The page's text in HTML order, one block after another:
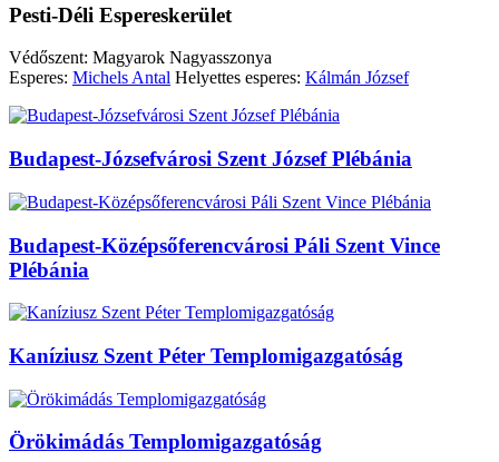
Pesti-Déli Espereskerület
Védőszent: Magyarok Nagyasszonya
Esperes: Michels Antal Helyettes esperes: Kálmán József
Budapest-Józsefvárosi Szent József Plébánia
Budapest-Középsőferencvárosi Páli Szent Vince
Plébánia
Kaníziusz Szent Péter Templomigazgatóság
Örökimádás Templomigazgatóság